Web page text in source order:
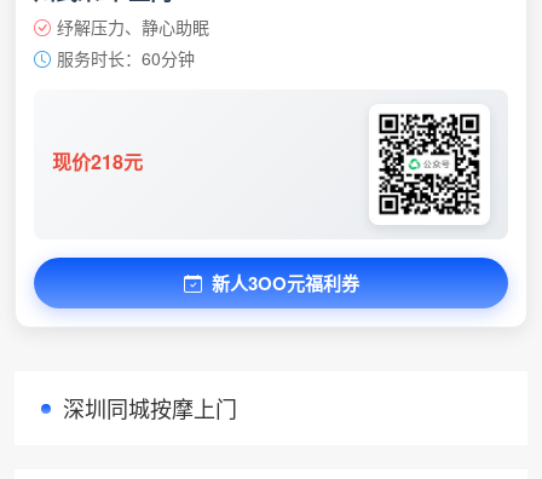
纾解压力、静心助眠
服务时长：60分钟
现价218元
新人3OO元福利券
深圳同城按摩上门